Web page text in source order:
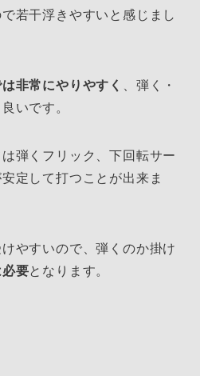
若干浮きやすいと感じまし
非常にやりやすく
、弾く・
いです。
弾くフリック、下回転サー
定して打つことが出来ま
やすいので、弾くのか掛け
要となります。